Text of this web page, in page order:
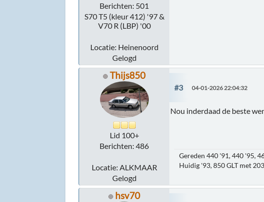
Berichten: 501
S70 T5 (kleur 412) '97 &
V70 R (LBP) '00
Locatie: Heinenoord
Gelogd
Thijs850
Lid 100+
Berichten: 486
Locatie: ALKMAAR
Gelogd
#3 04-01-2026 22:04:32
Nou inderdaad de beste
Gereden 440 '91, 440 '95,
Huidig '93, 850 GLT met
hsv70